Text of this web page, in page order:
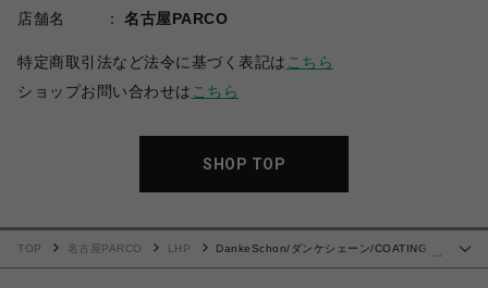
店舗名
名古屋PARCO
特定商取引法など法令に基づく表記は こちら
ショップお問い合わせは こちら
SHOP TOP
…
TOP 名古屋PARCO LHP
DankeSchon/ダンケシェーン/COATING